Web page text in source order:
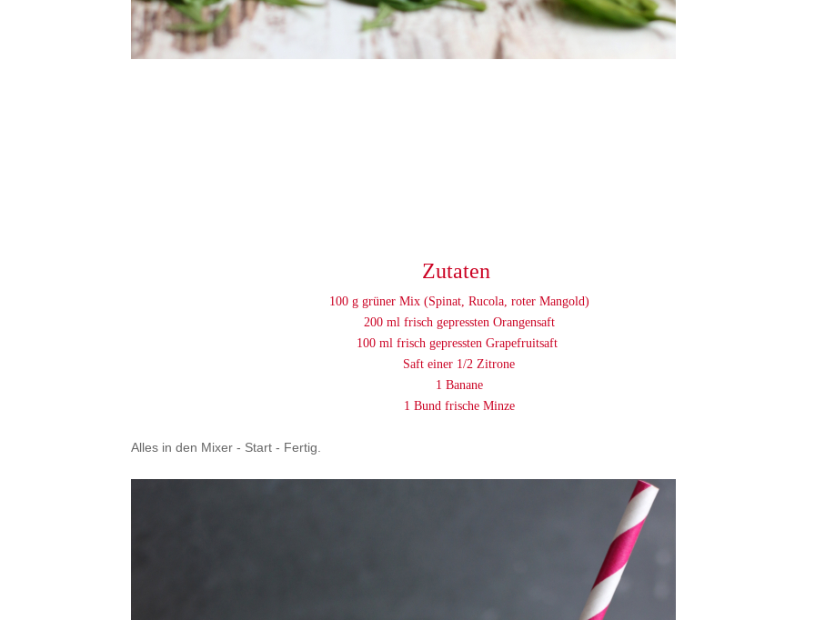
Zutaten
100 g grüner Mix (Spinat, Rucola, roter Mangold)
200 ml frisch gepressten Orangensaft
100 ml frisch gepressten Grapefruitsaft
Saft einer 1/2 Zitrone
1 Banane
1 Bund frische Minze
Alles in den Mixer - Start - Fertig.